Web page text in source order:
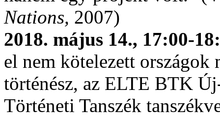
Nations, 2007)
2018. május 14., 17:00-
el nem kötelezett
történész, az ELTE BTK
Történeti Tanszék